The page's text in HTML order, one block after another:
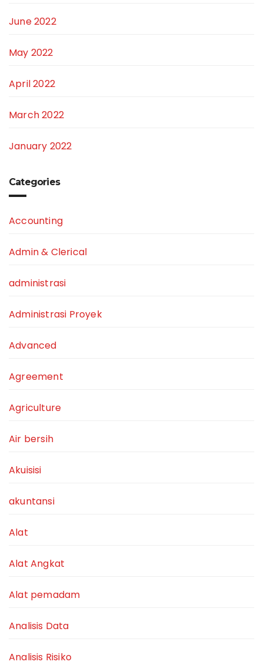
June 2022
May 2022
April 2022
March 2022
January 2022
Categories
Accounting
Admin & Clerical
administrasi
Administrasi Proyek
Advanced
Agreement
Agriculture
Air bersih
Akuisisi
akuntansi
Alat
Alat Angkat
Alat pemadam
Analisis Data
Analisis Risiko